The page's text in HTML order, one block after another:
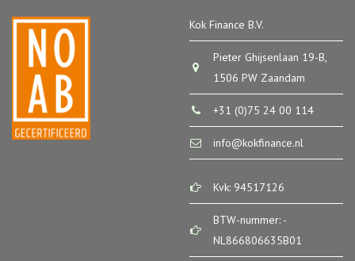
Kok Finance B.V.
Pieter Ghijsenlaan 19-B,
1506 PW Zaandam
+31 (0)75 24 00 114
info@kokfinance.nl
Kvk: 94517126
BTW-nummer: -
NL866806635B01